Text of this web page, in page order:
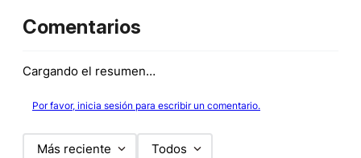
Comentarios
Cargando el resumen…
Por favor, inicia sesión para escribir un comentario.
Más reciente Todos